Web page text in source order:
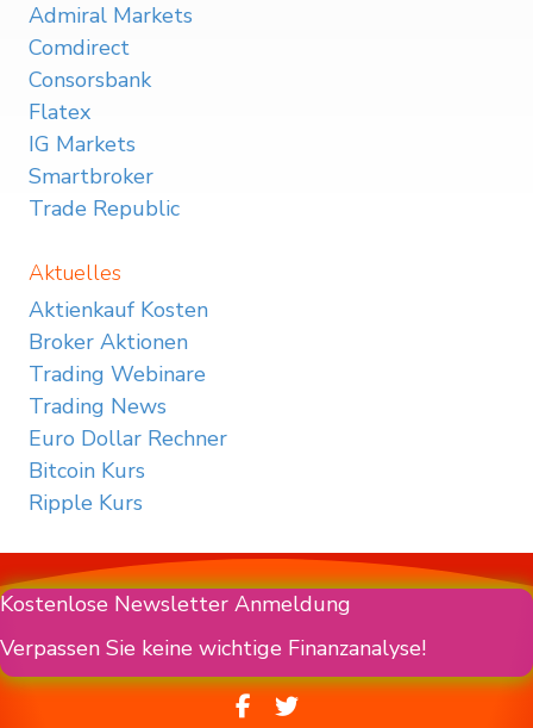
Admiral Markets
Comdirect
Consorsbank
Flatex
IG Markets
Smartbroker
Trade Republic
Aktuelles
Aktienkauf Kosten
Broker Aktionen
Trading Webinare
Trading News
Euro Dollar Rechner
Bitcoin Kurs
Ripple Kurs
Kostenlose Newsletter Anmeldung
Verpassen Sie keine wichtige Finanzanalyse!